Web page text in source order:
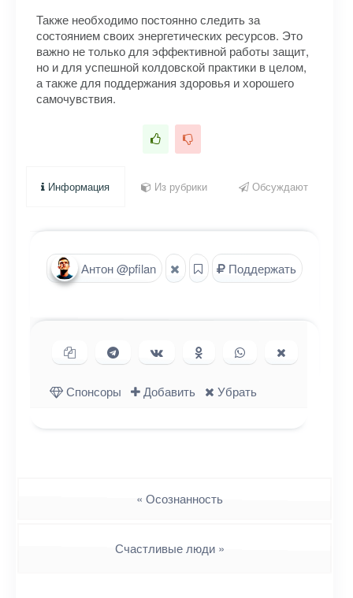
Также необходимо постоянно следить за
состоянием своих энергетических ресурсов. Это
важно не только для эффективной работы защит,
но и для успешной колдовской практики в целом,
а также для поддержания здоровья и хорошего
самочувствия.
Информация Из рубрики Обсуждают
Антон @pfilan Поддержать
Копировать ссылку
Поделиться в Telegram
Поделиться ВКонтакте
Поделиться в
Одноклассниках
Поделиться в
WhatsApp
в X (Twitter)
Спонсоры
Добавить Убрать
« Осознанность
Счастливые люди »